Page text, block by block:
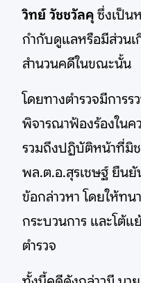
วิทย์ วัชชวัลคุ ซึ่งเป็น
กำกับดูแลหรือมีส่วน
สำนวนคดีในขณะนั้น
โดยทางตำรวจมีการ
พิจารณาฟ้องร้องใน
รวมถึงปฏิบัติหน้าที่มิช
พล.ต.อ.สุรเชษฐ์ ยืนยั
ข้อกล่าวหา โดยให้ทน
กระบวนการ และโต้
ตำรวจ